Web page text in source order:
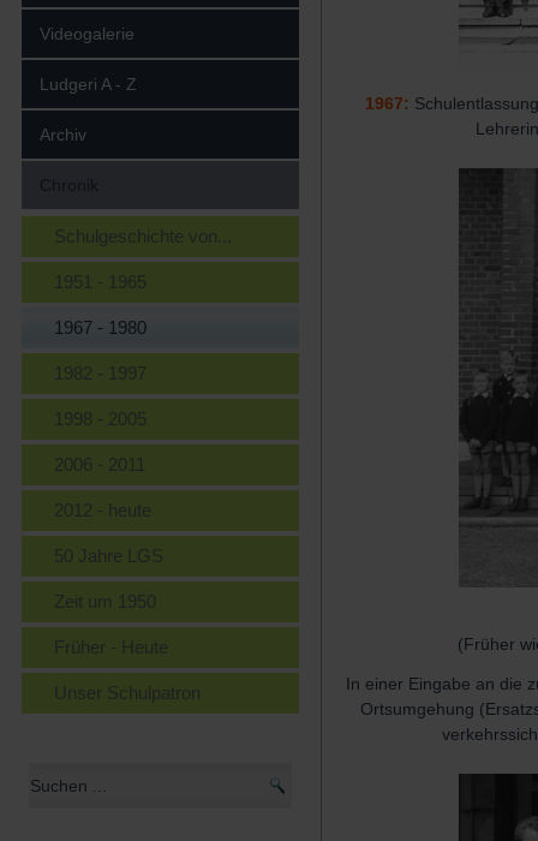
Videogalerie
Ludgeri A - Z
Archiv
Schulgeschichte von...
1951 - 1965
1967 - 1980
1982 - 1997
1998 - 2005
2006 - 2011
2012 - heute
50 Jahre LGS
Zeit um 1950
Früher - Heute
Unser Schulpatron
1967:
(Früher
In einer Eingabe an die
Ortsumgehung